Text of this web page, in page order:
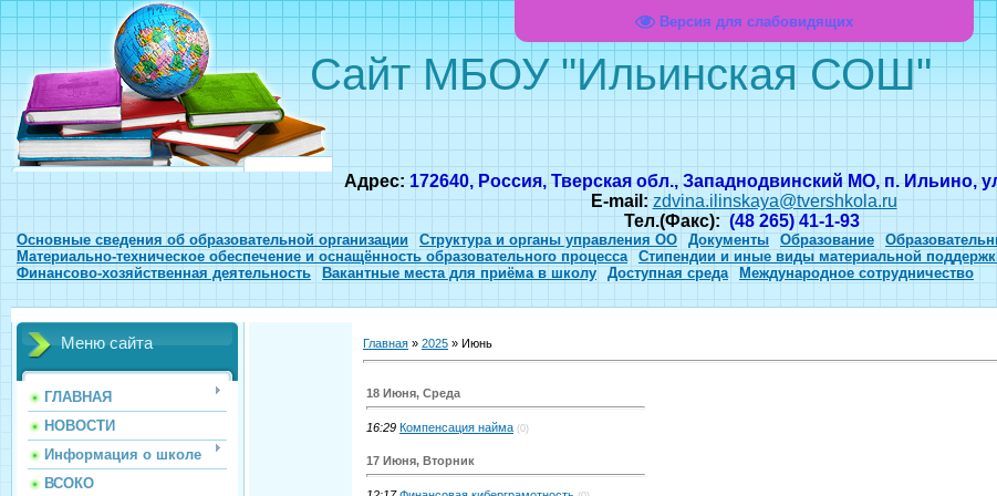
Версия для слабовидящих
Сайт МБОУ "Ильинская СОШ"
Адрес: 172640, Россия, Тверская обл., Западнодвинский МО, п. Ильино,
E-mail: zdvina.ilinskaya@tvershkola.ru
Тел.(Факс): (48 265) 41-1-93
Основные сведения об образовательной организации Структура и органы управления ОО Документы Образование
Материально-техническое обеспечение и оснащённость образовательного процесса
Стипендии и иные виды материальной
Финансово-хозяйственная деятельность
Вакантные места для приёма в школу Доступная среда Международное сотрудничество
Меню сайта
ГЛАВНАЯ
НОВОСТИ
Информация о школе
ВСОКО
Главная » 2025 » Июнь
18 Июня, Среда
16:29 Компенсация найма (0)
17 Июня, Вторник